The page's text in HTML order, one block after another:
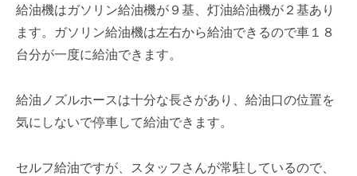
給油機はガソリン給油機が９基、灯油給油機が２基あり
ます。ガソリン給油機は左右から給油できるので車１８
台分が一度に給油できます。
給油ノズルホースは十分な長さがあり、給油口の位置を
気にしないで停車して給油できます。
セルフ給油ですが、スタッフさんが常駐しているので、